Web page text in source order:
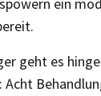
ein
geht es